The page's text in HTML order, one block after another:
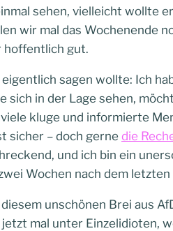
sehen, vielleicht wollte
wir mal das Wochenende
hoffentlich gut.
sagen wollte: Ich
sich in der Lage sehen,
kluge und informierte
sicher – doch gerne die
und ich bin ein
Wochen nach dem
unschönen Brei aus
mal unter Einzelidioten,